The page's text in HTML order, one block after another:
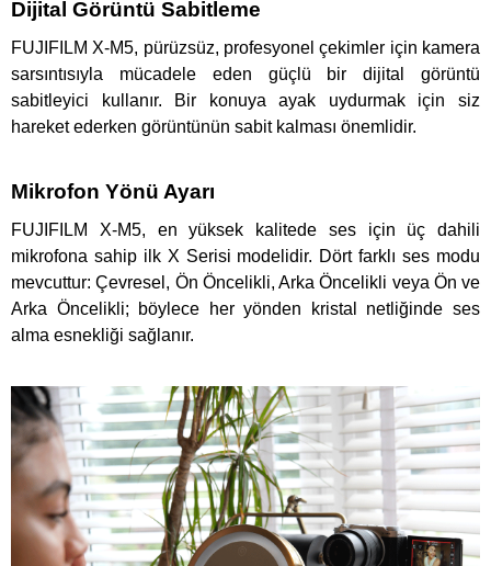
Dijital Görüntü Sabitleme
FUJIFILM X-M5, pürüzsüz, profesyonel çekimler için kamera
sarsıntısıyla mücadele eden güçlü bir dijital görüntü
sabitleyici kullanır. Bir konuya ayak uydurmak için siz
hareket ederken görüntünün sabit kalması önemlidir.
Mikrofon Yönü Ayarı
FUJIFILM X-M5, en yüksek kalitede ses için üç dahili
mikrofona sahip ilk X Serisi modelidir. Dört farklı ses modu
mevcuttur: Çevresel, Ön Öncelikli, Arka Öncelikli veya Ön ve
Arka Öncelikli; böylece her yönden kristal netliğinde ses
alma esnekliği sağlanır.